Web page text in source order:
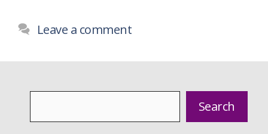
Leave a comment
Search